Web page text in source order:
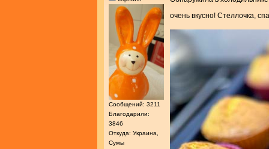
Сообщений: 3211
Благодарили:
3846
Откуда: Украина,
Сумы
очень вкусно! Стеллочка,